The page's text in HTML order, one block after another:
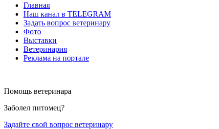
Главная
Наш канал в TELEGRAM
Задать вопрос ветеринару
Фото
Выставки
Ветеринария
Реклама на портале
Помощь ветеринара
Заболел питомец?
Задайте свой вопрос ветеринару